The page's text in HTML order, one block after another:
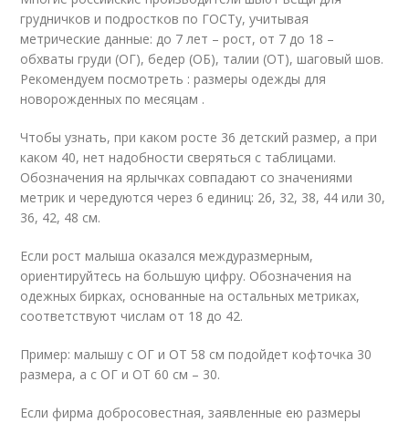
грудничков и подростков по ГОСТу, учитывая
метрические данные: до 7 лет – рост, от 7 до 18 –
обхваты груди (ОГ), бедер (ОБ), талии (ОТ), шаговый шов.
Рекомендуем посмотреть : размеры одежды для
новорожденных по месяцам .
Чтобы узнать, при каком росте 36 детский размер, а при
каком 40, нет надобности сверяться с таблицами.
Обозначения на ярлычках совпадают со значениями
метрик и чередуются через 6 единиц: 26, 32, 38, 44 или 30,
36, 42, 48 см.
Если рост малыша оказался междуразмерным,
ориентируйтесь на большую цифру. Обозначения на
одежных бирках, основанные на остальных метриках,
соответствуют числам от 18 до 42.
Пример: малышу с ОГ и ОТ 58 см подойдет кофточка 30
размера, а с ОГ и ОТ 60 см – 30.
Если фирма добросовестная, заявленные ею размеры